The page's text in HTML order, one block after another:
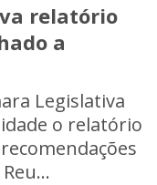
relatório
a
Legislativa
o relatório